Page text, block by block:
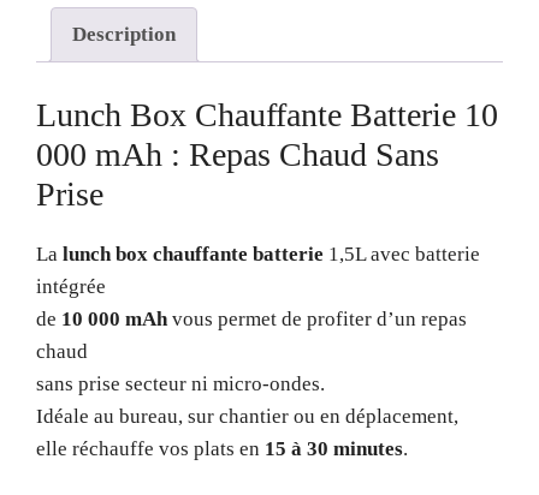
Description
Lunch Box Chauffante Batterie 10
000 mAh : Repas Chaud Sans
Prise
La lunch box chauffante batterie 1,5L avec batterie
intégrée
de 10 000 mAhvous permet de profiter d’un repas
chaud
sans prise secteur ni micro-ondes.
Idéale au bureau, sur chantier ou en déplacement,
elle réchauffe vos plats en 15 à 30 minutes.